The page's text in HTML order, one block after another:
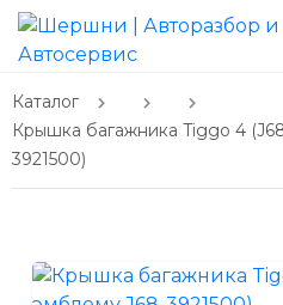
Каталог
Крышка багажника Tiggo 4
3921500)